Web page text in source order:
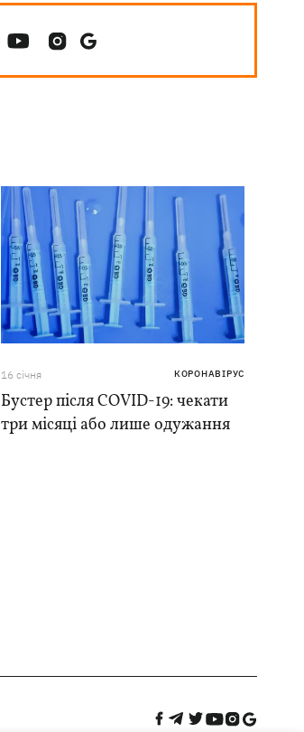
16 сiчня КОРОНАВІРУС
Бустер після COVID-19: чекати
три місяці або лише одужання